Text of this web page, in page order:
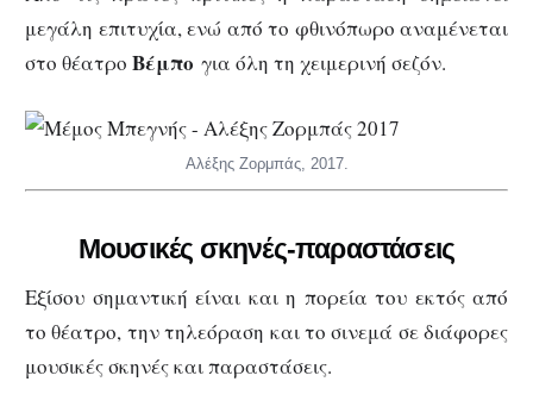
μεγάλη επιτυχία, ενώ από το φθινόπωρο αναμένεται
στο θέατρο Βέμπο για όλη τη χειμερινή σεζόν.
Αλέξης Ζορμπάς, 2017.
Μουσικές σκηνές-παραστάσεις
Εξίσου σημαντική είναι και η πορεία του εκτός από
το θέατρο, την τηλεόραση και το σινεμά σε διάφορες
μουσικές σκηνές και παραστάσεις.